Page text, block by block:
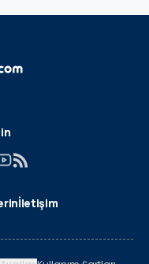
İletişim